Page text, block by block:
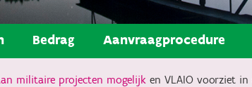
Bedrag Aanvraagprocedure
militaire projecten mogelijk en VLAIO voorziet in